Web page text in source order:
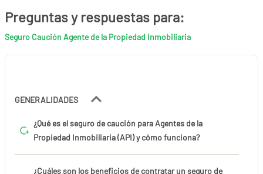
Preguntas y respuestas para:
Seguro Caución Agente de la Propiedad Inmobiliaria
GENERALIDADES
¿Qué es el seguro de caución para Agentes de la
Propiedad Inmobiliaria (API) y cómo funciona?
¿Cuáles son los beneficios de contratar un seguro de